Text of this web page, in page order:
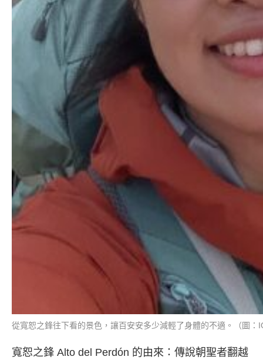
從寬恕之鋒往下看的景色，讓百安安多少減輕了身體的不適。（圖：
寬恕之鋒 Alto del Perdón 的由來：傳說朝聖者翻越